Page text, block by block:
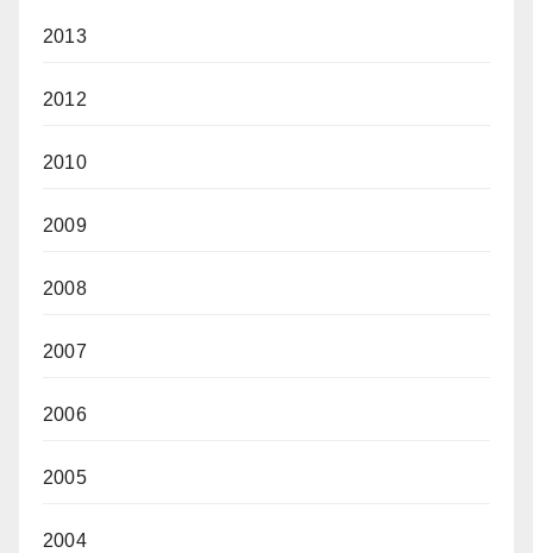
2013
2012
2010
2009
2008
2007
2006
2005
2004